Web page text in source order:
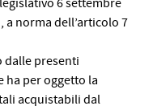
6 settembre
a norma dell’articolo 7
dalle presenti
ha per oggetto la
acquistabili dal